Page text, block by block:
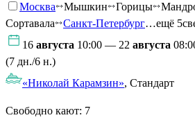
Москва Мышкин Горицы
Сортавала
Санкт-Петербург…ещё 5
16 августа 10:00 — 22 августа
(7 дн./6 н.)
«Николай Карамзин», Стандарт
Свободно кают: 7